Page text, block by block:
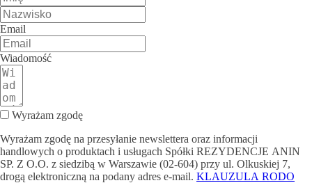
Email
Wiadomość
Wyrażam zgodę
Wyrażam zgodę na przesyłanie newslettera oraz informacji
handlowych o produktach i usługach Spółki REZYDENCJE ANIN
SP. Z O.O. z siedzibą w Warszawie (02-604) przy ul. Olkuskiej 7,
drogą elektroniczną na podany adres e-mail. KLAUZULA RODO